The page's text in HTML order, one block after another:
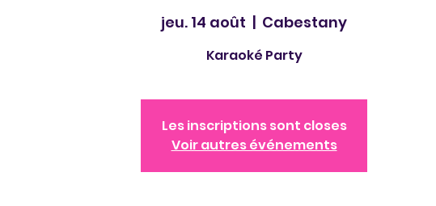
jeu. 14 août
  |
Cabestany
Karaoké Party
Les inscriptions sont closes
Voir autres événements